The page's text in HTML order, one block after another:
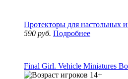
Протекторы для настольных
590 руб. Подробнее
Final Girl. Vehicle Miniatures